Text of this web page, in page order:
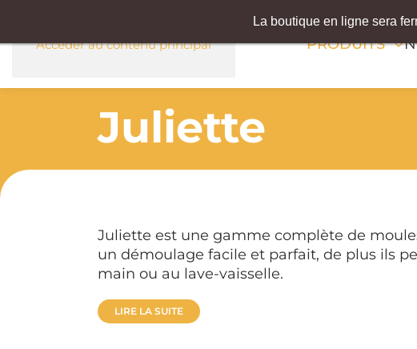
Accéder au contenu principal PRODUITS
Juliette
Juliette est une gamme complète de
un démoulage facile et parfait, de plus ils
main ou au lave-vaisselle.
LIRE LA SUITE
La boutique en ligne sera